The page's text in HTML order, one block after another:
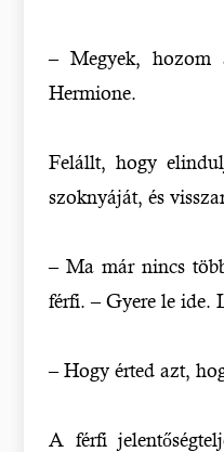
– Megyek,
Hermione.
Felállt, hogy
szoknyáját, és
– Ma már nincs
férfi. – Gyere le ide.
– Hogy érted azt,
A férfi